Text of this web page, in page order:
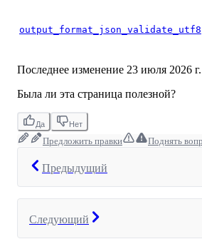
output_format_json_validate_utf8
Последнее изменение 23 июля 2026 г.
Была ли эта страница полезной?
Да Нет
Предложить правки Поднять
Предыдущий
Следующий